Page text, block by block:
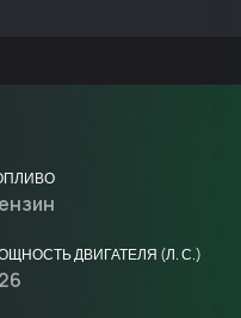
ДВИГАТЕЛЯ (Л. С.)